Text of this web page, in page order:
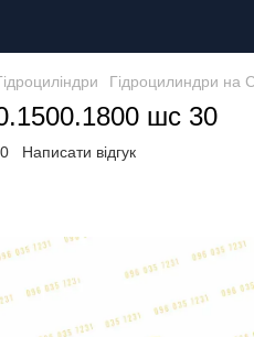
Гідроцилиндри на
шс 30
Написати відгук